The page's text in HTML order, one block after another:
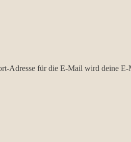
Adresse für die E-Mail wird deine E-